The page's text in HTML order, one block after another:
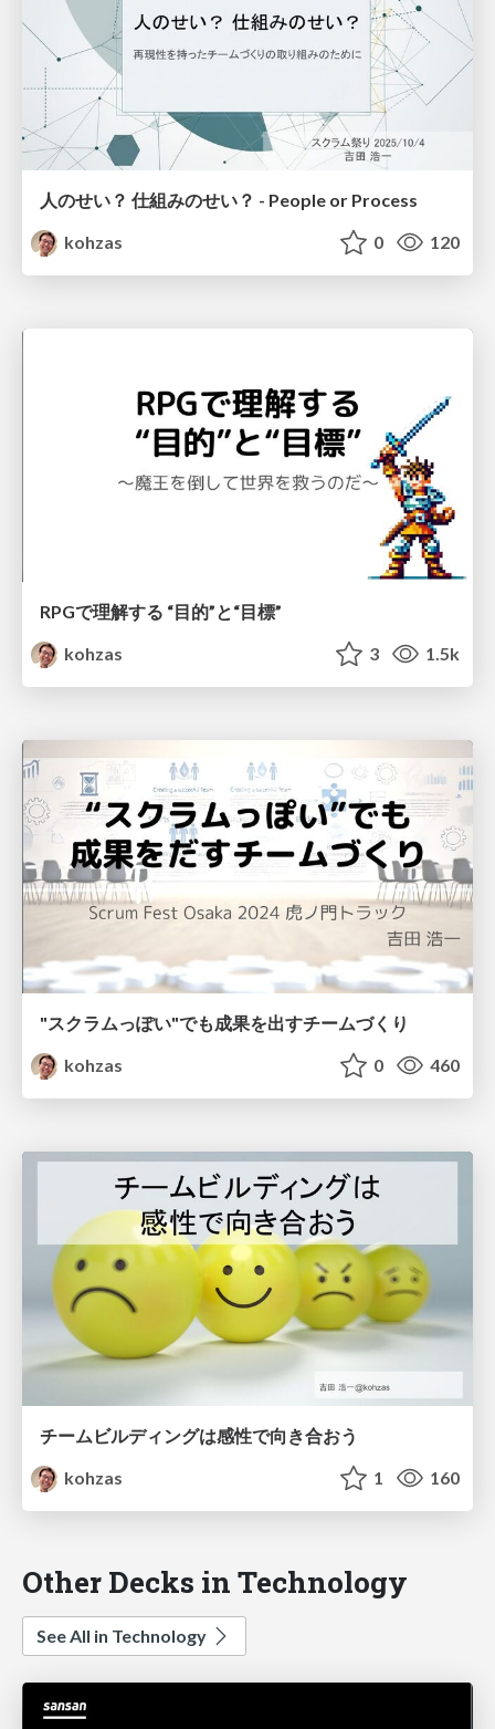
人のせい？ 仕組みのせい？ - People or Process
kohzas
0 120
RPGで理解する “目的”と“目標”
kohzas
3 1.5k
"スクラムっぽい"でも成果を出すチームづくり
kohzas
0 460
チームビルディングは感性で向き合おう
kohzas
1 160
Other Decks in Technology
See All in Technology